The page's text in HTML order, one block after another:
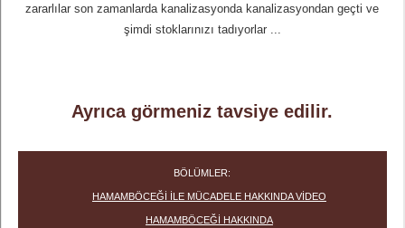
zararlılar son zamanlarda kanalizasyonda kanalizasyondan geçti ve
şimdi stoklarınızı tadıyorlar ...
Ayrıca görmeniz tavsiye edilir.
BÖLÜMLER:
HAMAMBÖCEĞI ILE MÜCADELE HAKKINDA VIDEO
HAMAMBÖCEĞI HAKKINDA